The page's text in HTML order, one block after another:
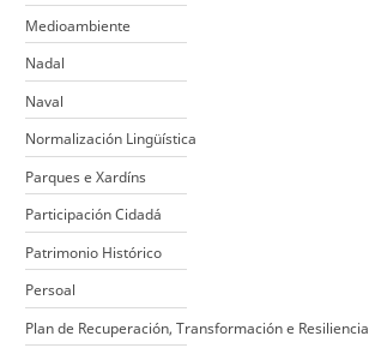
Medioambiente
Nadal
Naval
Normalización Lingüística
Parques e Xardíns
Participación Cidadá
Patrimonio Histórico
Persoal
Plan de Recuperación, Transformación e Resiliencia